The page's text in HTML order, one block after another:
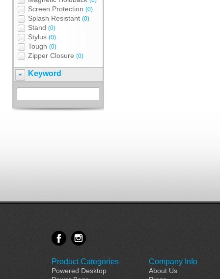
Screen Protection (0)
Splash Resistant (0)
Stand (0)
Stylus (0)
Tough (0)
Zipper Closure (0)
Keyword
Product Categories
Powered Desktop
Company Info
About Us